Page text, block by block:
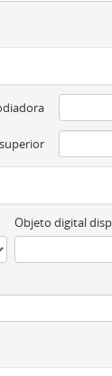
Objeto digital